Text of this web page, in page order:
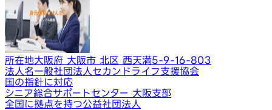
所在地大阪府 大阪市 北区 西天満5-9-16-803
法人名一般社団法人セカンドライフ支援協会
国の指針に対応
シニア総合サポートセンター 大阪支部
全国に拠点を持つ公益社団法人